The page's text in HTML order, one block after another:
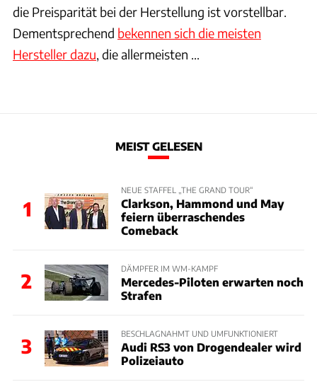
die Preisparität bei der Herstellung ist vorstellbar.
Dementsprechend bekennen sich die meisten
Hersteller dazu, die allermeisten ...
MEIST GELESEN
1
NEUE STAFFEL „THE GRAND TOUR“
Clarkson, Hammond und May
feiern überraschendes
Comeback
2
DÄMPFER IM WM-KAMPF
Mercedes-Piloten erwarten noch
Strafen
3
BESCHLAGNAHMT UND UMFUNKTIONIERT
Audi RS3 von Drogendealer wird
Polizeiauto